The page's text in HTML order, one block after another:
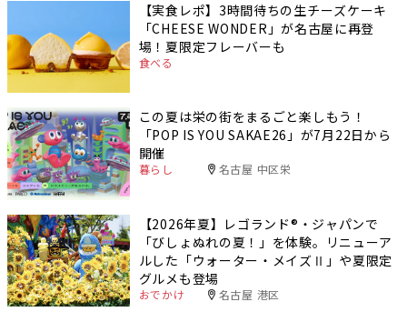
【実食レポ】3時間待ちの生チーズケーキ
「CHEESE WONDER」が名古屋に再登
場！夏限定フレーバーも
食べる
この夏は栄の街をまるごと楽しもう！
「POP IS YOU SAKAE26」が7月22日から
開催
暮らし 名古屋 中区栄
【2026年夏】レゴランド®・ジャパンで
「びしょぬれの夏！」を体験。リニューア
ルした「ウォーター・メイズⅡ」や夏限定
グルメも登場
おでかけ 名古屋 港区